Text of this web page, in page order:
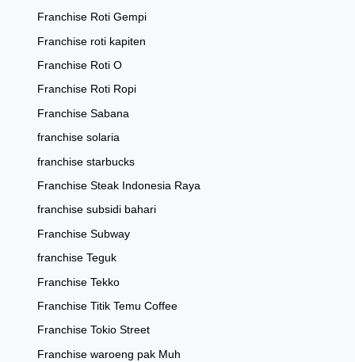
Franchise Roti Gempi
Franchise roti kapiten
Franchise Roti O
Franchise Roti Ropi
Franchise Sabana
franchise solaria
franchise starbucks
Franchise Steak Indonesia Raya
franchise subsidi bahari
Franchise Subway
franchise Teguk
Franchise Tekko
Franchise Titik Temu Coffee
Franchise Tokio Street
Franchise waroeng pak Muh